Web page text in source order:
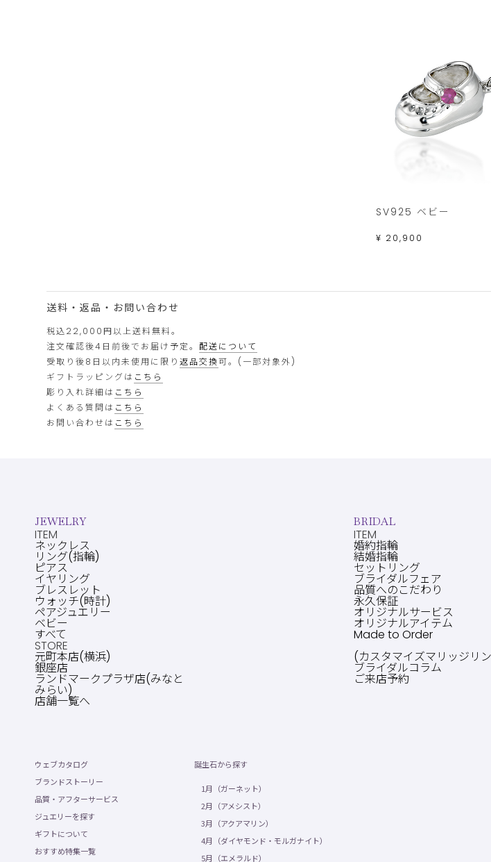
SV925 ベビー
¥ 20,900
送料・返品・お問い合わせ
税込22,000円以上送料無料。
注文確認後4日前後でお届け予定。配送について
受取り後8日以内未使用に限り返品交換可。(一部対象外)
ギフトラッピングは こちら
彫り入れ詳細は こちら
よくある質問は こちら
お問い合わせは こちら
JEWELRY
ITEM
ネックレス
リング(指輪)
ピアス
イヤリング
ブレスレット
ウォッチ(時計)
ペアジュエリー
ベビー
すべて
STORE
元町本店(横浜)
銀座店
ランドマークプラザ店(みなと
みらい)
店舗一覧へ
ウェブカタログ
ブランドストーリー
品質・アフターサービス
ジュエリーを探す
ギフトについて
おすすめ特集一覧
誕生石から探す
1月（ガーネット）
2月（アメシスト）
3月（アクアマリン）
4月（ダイヤモンド・モルガナイト）
5月（エメラルド）
BRIDAL
ITEM
婚約指輪
結婚指輪
セットリング
ブライダルフェア
品質へのこだわり
永久保証
オリジナルサービス
オリジナルアイテム
Made to Order
(カスタマイズマリッジリ
ブライダルコラム
ご来店予約